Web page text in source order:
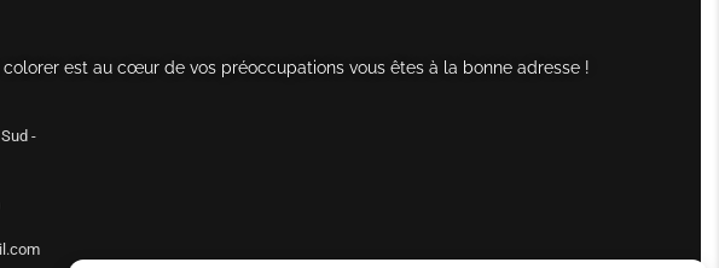
est au cœur de vos préoccupations vous êtes à la bonne adresse !
-